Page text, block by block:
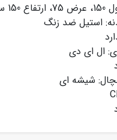
متر
استیل ضد زنگ
ال ای دی
شیشه ای